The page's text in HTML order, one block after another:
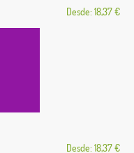
Desde: 18,37 €
Desde: 18,37 €